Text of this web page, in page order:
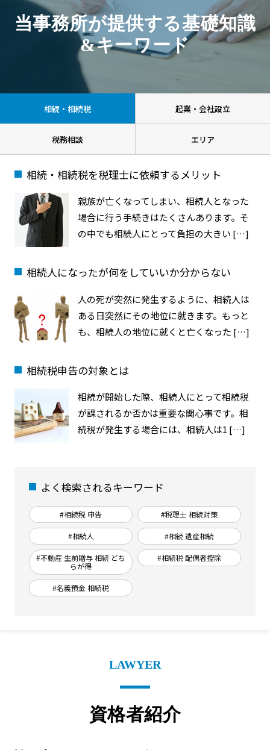
当事務所が提供する基礎知識
&キーワード
相続・相続税 起業・会社設立
税務相談 エリア
相続・相続税を税理士に依頼するメリット
親族が亡くなってしまい、相続人となった
場合に行う手続きはたくさんあります。そ
の中でも相続人にとって負担の大きい […]
相続人になったが何をしていいか分からない
人の死が突然に発生するように、相続人は
ある日突然にその地位に就きます。もっと
も、相続人の地位に就くと亡くなった […]
相続税申告の対象とは
相続が開始した際、相続人にとって相続税
が課されるか否かは重要な関心事です。相
続税が発生する場合には、相続人は1 […]
よく検索されるキーワード
#相続税 申告 #税理士 相続対策
#相続人 #相続 遺産相続
#不動産 生前贈与 相続 どち
らが得
#相続税 配偶者控除
#名義預金 相続税
LAWYER
資格者紹介